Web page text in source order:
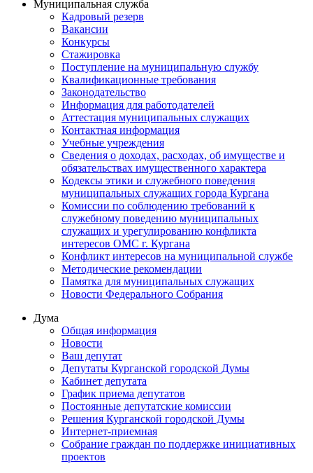
Муниципальная служба
Кадровый резерв
Вакансии
Конкурсы
Стажировка
Поступление на муниципальную службу
Квалификационные требования
Законодательство
Информация для работодателей
Аттестация муниципальных служащих
Контактная информация
Учебные учреждения
Сведения о доходах, расходах, об имуществе и
обязательствах имущественного характера
Кодексы этики и служебного поведения
муниципальных служащих города Кургана
Комиссии по соблюдению требований к
служебному поведению муниципальных
служащих и урегулированию конфликта
интересов ОМС г. Кургана
Конфликт интересов на муниципальной службе
Методические рекомендации
Памятка для муниципальных служащих
Новости Федерального Cобрания
Дума
Общая информация
Новости
Ваш депутат
Депутаты Курганской городской Думы
Кабинет депутата
График приема депутатов
Постоянные депутатские комиссии
Решения Курганской городской Думы
Интернет-приемная
Собрание граждан по поддержке инициативных
проектов